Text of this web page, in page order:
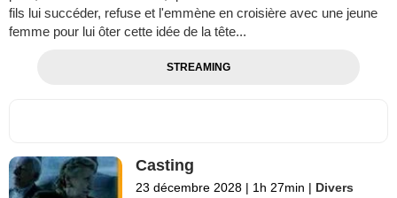
fils lui succéder, refuse et l'emmène en croisière avec une jeune
femme pour lui ôter cette idée de la tête...
STREAMING
Casting
23 décembre 2028 | 1h 27min | Divers